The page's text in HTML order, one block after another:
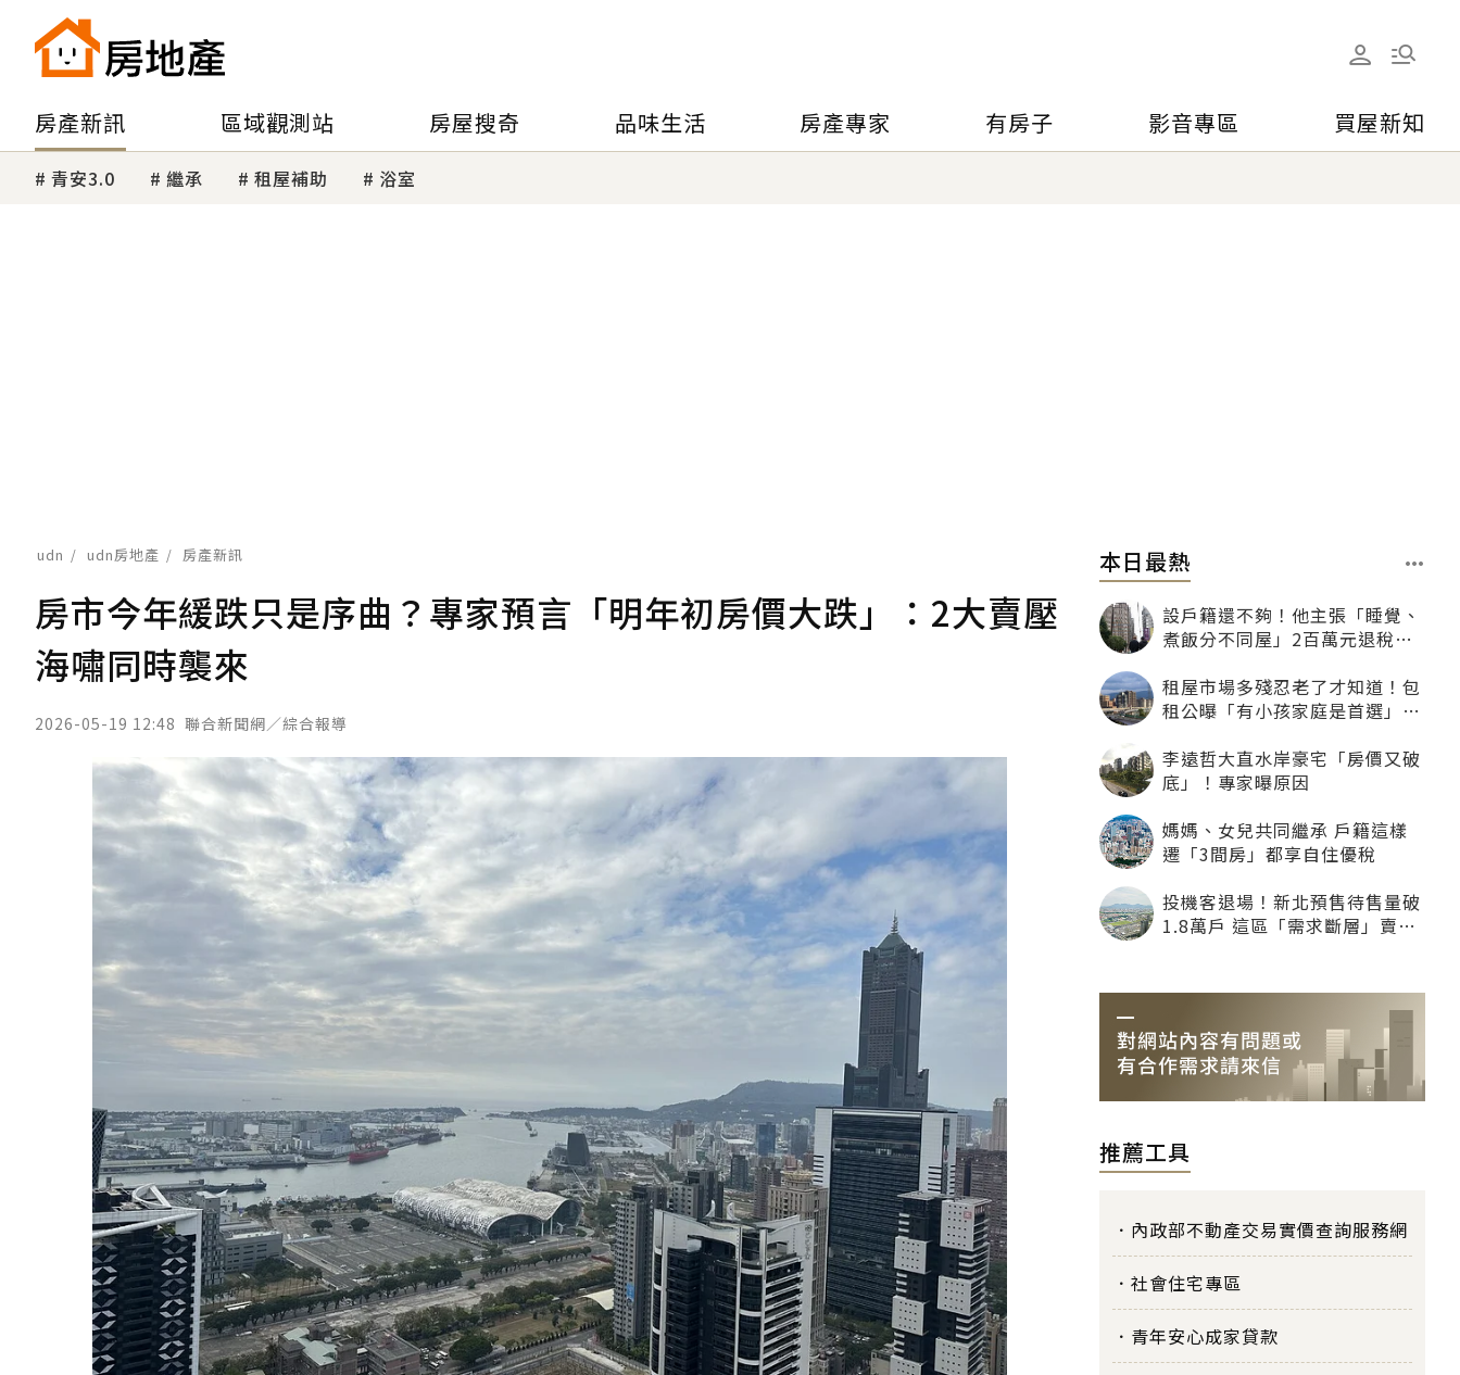
房產新訊 區域觀測站 房屋搜奇 品味生活 房產專家 有房子 影音專區 買屋新知
青安3.0 繼承 租屋補助 浴室
udn udn房地產 房產新訊
房市今年緩跌只是序曲？專家預言「明年初房價大跌」：2大賣壓
海嘯同時襲來
2026-05-19 12:48 聯合新聞網／綜合報導
本日最熱
設戶籍還不夠！他主張「睡覺、
煮飯分不同屋」2百萬元退稅照
租屋市場多殘忍老了才知道！包
租公曝「有小孩家庭是首選」：
李遠哲大直水岸豪宅「房價又破
底」！專家曝原因
媽媽、女兒共同繼承 戶籍這樣
遷「3間房」都享自住優稅
投機客退場！新北預售待售量破
1.8萬戶 這區「需求斷層」賣壓
推薦工具
內政部不動產交易實價查詢服務網
社會住宅專區
青年安心成家貸款